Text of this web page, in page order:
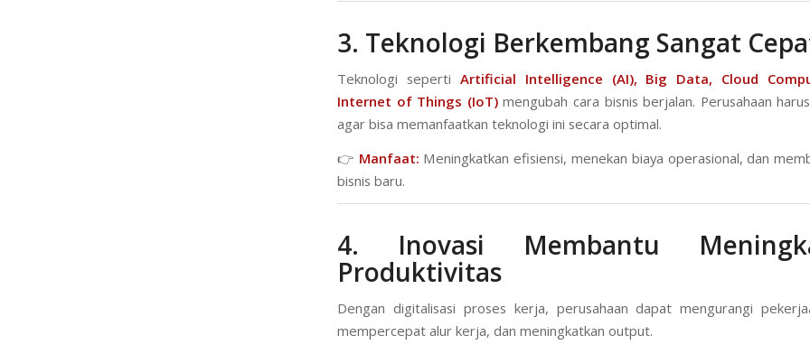
3. Teknologi Berkembang Sangat
Teknologi seperti Artificial Intelligence (AI), Big Data, Cloud
Internet of Things (IoT)mengubah cara bisnis berjalan. Perusahaan
agar bisa memanfaatkan teknologi ini secara optimal.
👉 Manfaat: Meningkatkan efisiensi, menekan biaya operasional, dan
bisnis baru.
4. Inovasi Membantu
Produktivitas
Dengan digitalisasi proses kerja, perusahaan dapat mengurangi
mempercepat alur kerja, dan meningkatkan output.